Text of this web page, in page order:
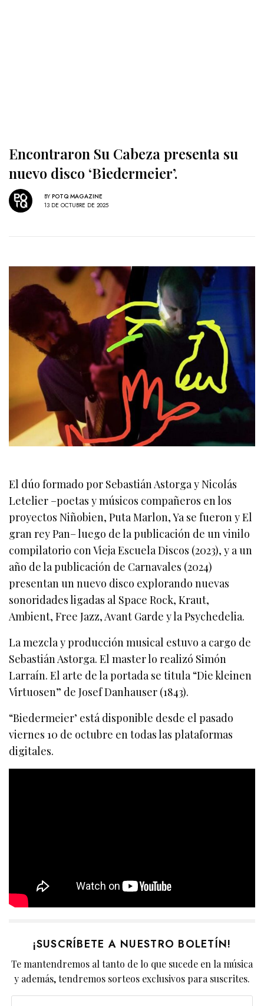
Encontraron Su Cabeza presenta su
nuevo disco ‘Biedermeier’.
BY POTQ MAGAZINE
13 DE OCTUBRE DE 2025
El dúo formado por Sebastián Astorga y Nicolás
Letelier –poetas y músicos compañeros en los
proyectos Niñobien, Puta Marlon, Ya se fueron y El
gran rey Pan– luego de la publicación de un vinilo
compilatorio con Vieja Escuela Discos (2023), y a un
año de la publicación de Carnavales (2024)
presentan un nuevo disco explorando nuevas
sonoridades ligadas al Space Rock, Kraut,
Ambient, Free Jazz, Avant Garde y la Psychedelia.
La mezcla y producción musical estuvo a cargo de
Sebastián Astorga. El master lo realizó Simón
Larraín. El arte de la portada se titula “Die kleinen
Virtuosen” de Josef Danhauser (1843).
“Biedermeier’ está disponible desde el pasado
viernes 10 de octubre en todas las plataformas
digitales.
¡SUSCRÍBETE A NUESTRO BOLETÍN!
Te mantendremos al tanto de lo que sucede en la música
y además, tendremos sorteos exclusivos para suscrites.